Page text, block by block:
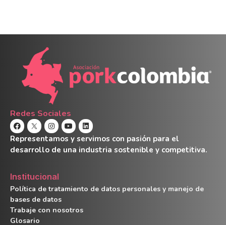
Redes Sociales
Representamos y servimos con pasión para el
desarrollo de una industria sostenible y competitiva.
Institucional
Política de tratamiento de datos personales y manejo de
bases de datos
Trabaje con nosotros
Glosario